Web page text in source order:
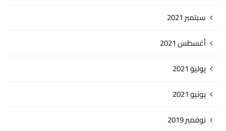
سبتمبر 2021
أغسطس 2021
يوليو 2021
يونيو 2021
نوفمبر 2019